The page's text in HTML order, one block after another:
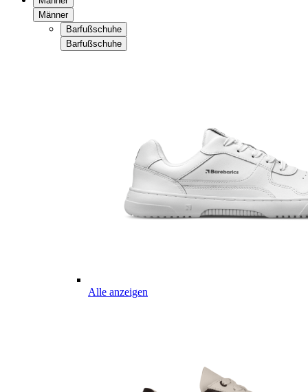
Männer
Barfußschuhe
Barfußschuhe
Alle anzeigen